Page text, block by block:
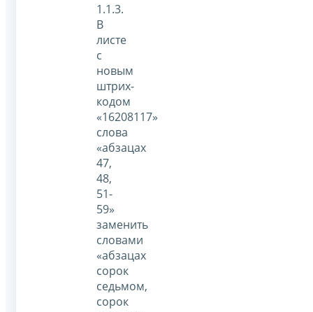
1.1.3.
В
листе
с
новым
штрих-
кодом
«16208117»
слова
«абзацах
47,
48,
51-
59»
заменить
словами
«абзацах
сорок
седьмом,
сорок